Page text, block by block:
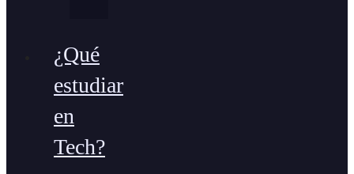
¿Qué
estudiar
en
Tech?